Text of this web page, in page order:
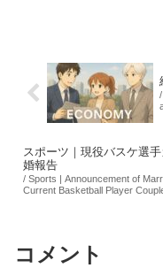
スポーツ｜現役バスケ選
婚報告
/ Sports | Announcement of
Current Basketball Player
コメント